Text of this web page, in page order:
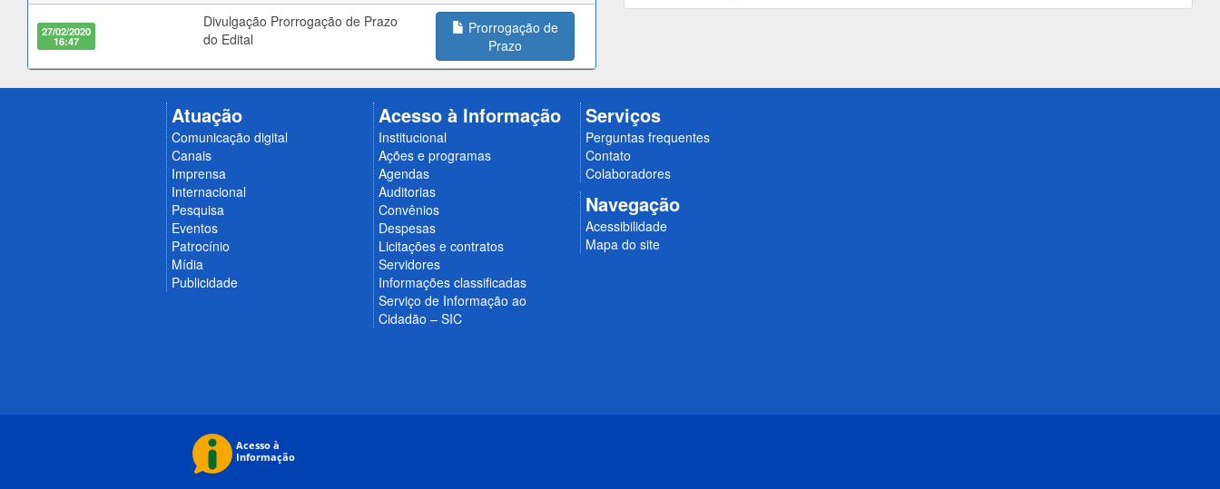
27/02/2020
16:47
Divulgação Prorrogação de Prazo
do Edital
Prorrogação de
Prazo
Atuação
Comunicação digital
Canais
Imprensa
Internacional
Pesquisa
Eventos
Patrocínio
Mídia
Publicidade
Acesso à Informação
Institucional
Ações e programas
Agendas
Auditorias
Convênios
Despesas
Licitações e contratos
Servidores
Informações classificadas
Serviço de Informação ao
Cidadão – SIC
Serviços
Perguntas frequentes
Contato
Colaboradores
Navegação
Acessibilidade
Mapa do site